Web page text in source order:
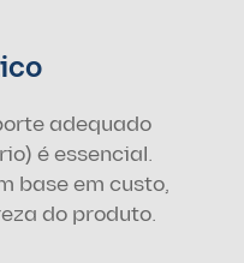
adequado
é essencial.
base em custo,
do produto.